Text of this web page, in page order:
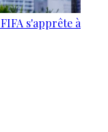
s'apprête à